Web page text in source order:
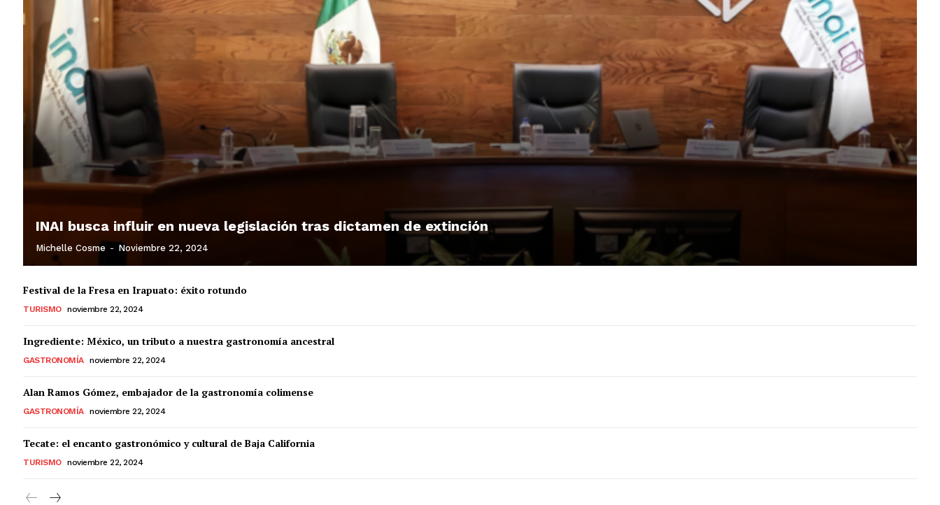
INAI busca influir en nueva legislación tras dictamen de extinción
Michelle Cosme - Noviembre 22, 2024
Festival de la Fresa en Irapuato: éxito rotundo
TURISMO noviembre 22, 2024
Ingrediente: México, un tributo a nuestra gastronomía ancestral
GASTRONOMÍA noviembre 22, 2024
Alan Ramos Gómez, embajador de la gastronomía colimense
GASTRONOMÍA noviembre 22, 2024
Tecate: el encanto gastronómico y cultural de Baja California
TURISMO noviembre 22, 2024